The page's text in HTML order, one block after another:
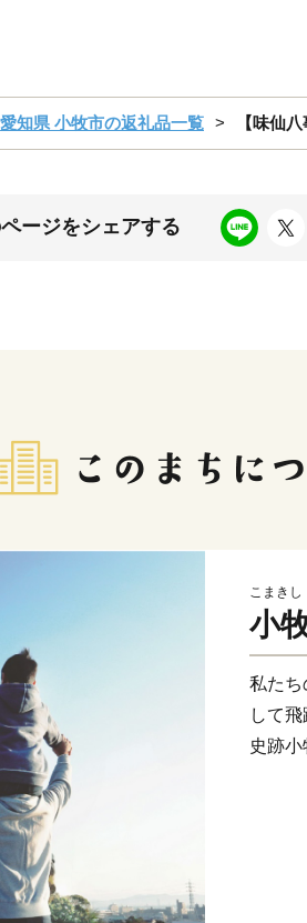
愛知県 小牧市の返礼品一覧 【味仙
ージをシェアする
こまきし
小
私たち
して
史跡
文化